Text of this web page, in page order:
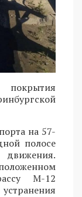
на 57-
полосе
М-12